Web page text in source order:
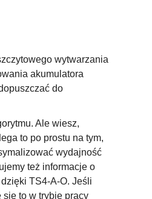
wytwarzania
akumulatora
do
Ale wiesz,
to po prostu na tym,
wydajność
też informacje o
TS4-A-O. Jeśli
to w trybie pracy